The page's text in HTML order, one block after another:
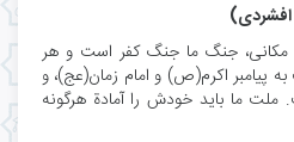
جنگ ما جنگ کفر است و هر
پیامبر اکرم(ص) و امام زمان(عج)، و
ما باید خودش را آمادة هرگونه